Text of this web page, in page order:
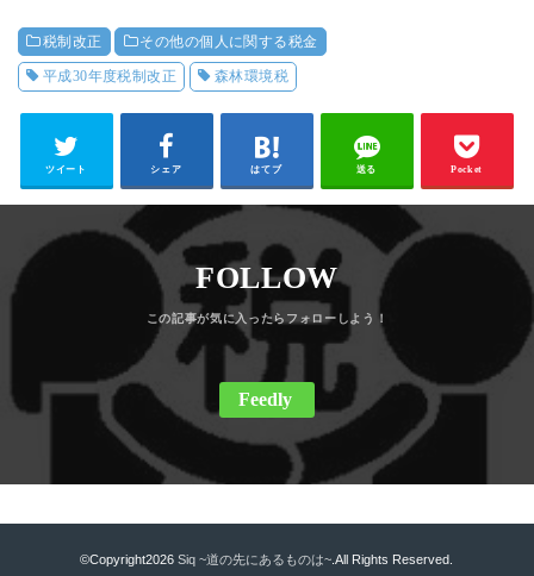
税制改正 その他の個人に関する税金
平成30年度税制改正 森林環境税
ツイート シェア はてブ 送る Pocket
FOLLOW
Feedly
©Copyright2026Siq ~道の先にあるものは~.All Rights Reserved.